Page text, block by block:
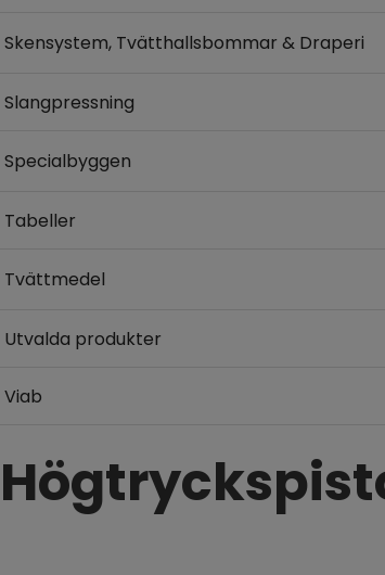
Skensystem, Tvätthallsbommar & Draperi
Slangpressning
Specialbyggen
Tabeller
Tvättmedel
Utvalda produkter
Viab